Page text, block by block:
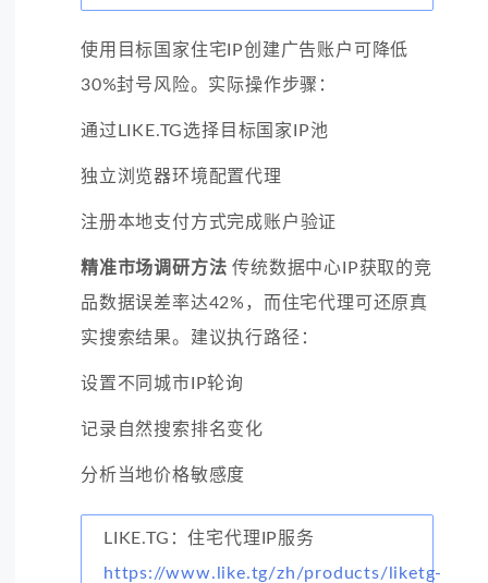
使用目标国家住宅IP创建广告账户可降低
30%封号风险。实际操作步骤：
通过LIKE.TG选择目标国家IP池
独立浏览器环境配置代理
注册本地支付方式完成账户验证
精准市场调研方法 传统数据中心IP获取的竞
品数据误差率达42%，而住宅代理可还原真
实搜索结果。建议执行路径：
设置不同城市IP轮询
记录自然搜索排名变化
分析当地价格敏感度
LIKE.TG：住宅代理IP服务
https://www.like.tg/zh/products/liketg-